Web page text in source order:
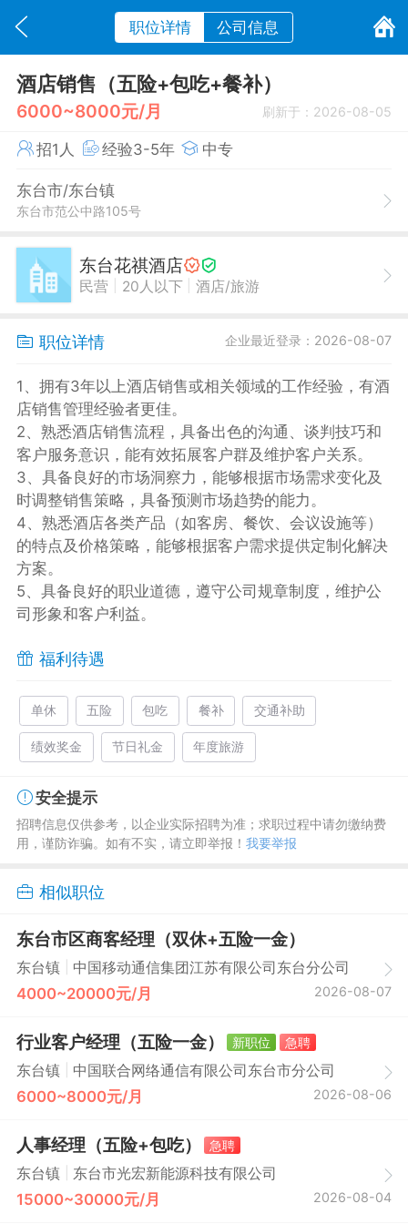
职位详情 公司信息
酒店销售（五险+包吃+餐补）
6000~8000元/月 刷新于：2026-08-05
招1人 经验3-5年 中专
东台市/东台镇
东台市范公中路105号
东台花祺酒店
民营 20人以下 酒店/旅游
职位详情 企业最近登录：2026-08-07
1、拥有3年以上酒店销售或相关领域的工作经验，有酒
店销售管理经验者更佳。
2、熟悉酒店销售流程，具备出色的沟通、谈判技巧和
客户服务意识，能有效拓展客户群及维护客户关系。
3、具备良好的市场洞察力，能够根据市场需求变化及
时调整销售策略，具备预测市场趋势的能力。
4、熟悉酒店各类产品（如客房、餐饮、会议设施等）
的特点及价格策略，能够根据客户需求提供定制化解决
方案。
5、具备良好的职业道德，遵守公司规章制度，维护公
司形象和客户利益。
福利待遇
单休 五险 包吃 餐补 交通补助
绩效奖金 节日礼金 年度旅游
安全提示
招聘信息仅供参考，以企业实际招聘为准；求职过程中请勿缴纳费
用，谨防诈骗。如有不实，请立即举报！ 我要举报
相似职位
东台市区商客经理（双休+五险一金）
东台镇 中国移动通信集团江苏有限公司东台分公司
4000~20000元/月 2026-08-07
行业客户经理（五险一金） 新职位
急聘
东台镇
中国联合网络通信有限公司东台市分公司
6000~8000元/月 2026-08-06
人事经理（五险+包吃）
急聘
东台镇
东台市光宏新能源科技有限公司
15000~30000元/月 2026-08-04